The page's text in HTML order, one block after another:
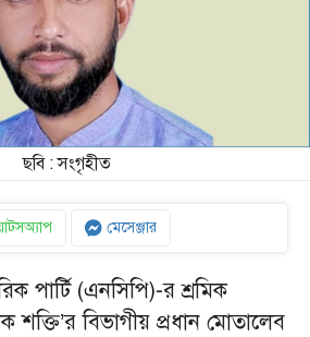
ছবি : সংগৃহীত
মেসেঞ্জার
পার্টি (এনসিপি)-র শ্রমিক
শক্তি’র বিভাগীয় প্রধান মোতালেব